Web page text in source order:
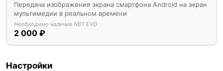
Передача изображения экрана смартфона Android на экран
мультимедии в реальном времени
Необходимо наличие NBT EVO
2 000 ₽
Настройки